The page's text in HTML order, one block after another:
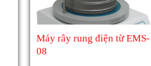
Máy rây rung điện từ EMS-
08